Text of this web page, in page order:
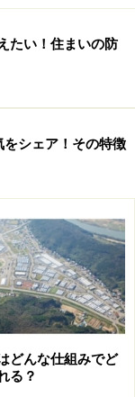
の分譲住宅。し
販売されるもの
サイズの提案で
ます）
されているわけ
活とはかけ離れ
。これには理由
とまでできます
たい！住まいの防
シェア！その特徴
どんな仕組みでど
る？